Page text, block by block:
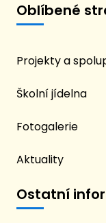
Oblíbené
Projekty a
Školní jídelna
Fotogalerie
Aktuality
Ostatní